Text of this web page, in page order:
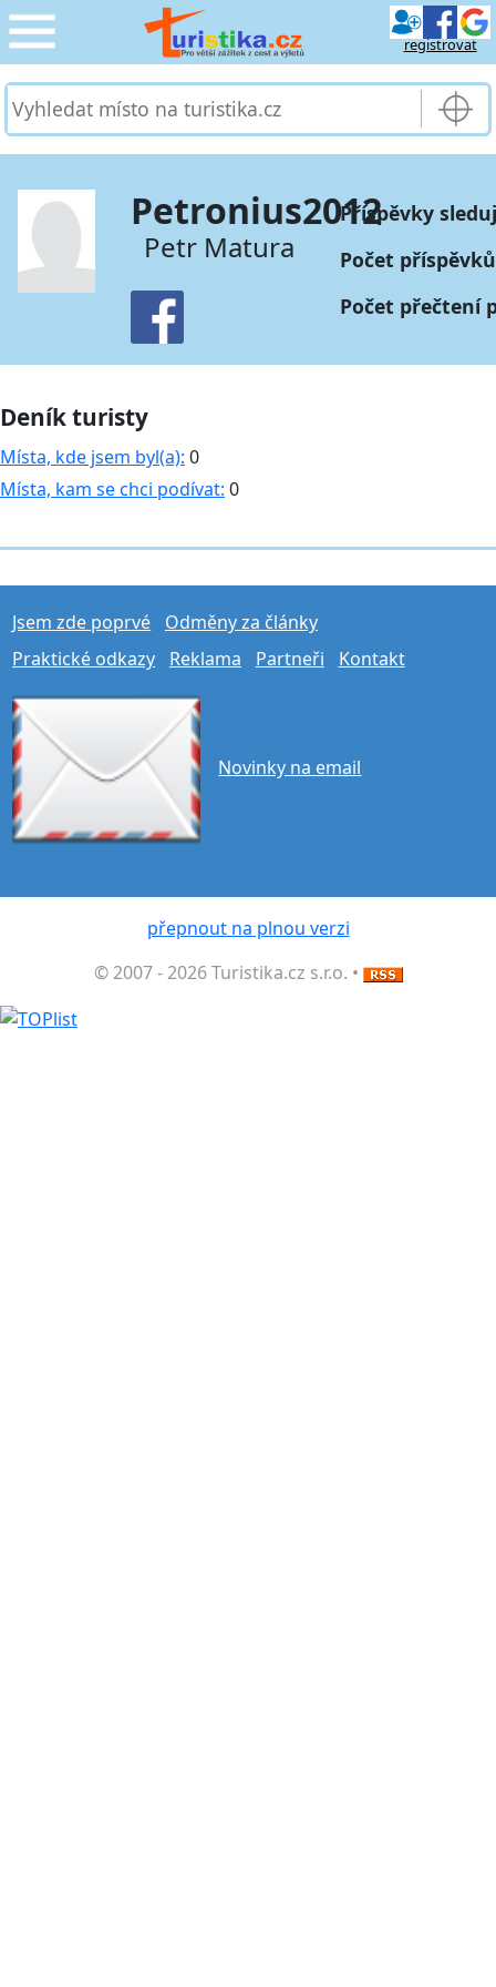
registrovat
CESTOVÁNÍ
SLUŽBY & DOPRAVA ›
PRO TURISTY ›
MOJE TURISTIKA
Petronius2012
Petr Matura
Příspěvky
Počet
Počet přečtení
Deník turisty
Místa, kde jsem byl(a): 0
Místa, kam se chci podívat: 0
Jsem zde poprvé
Odměny za články
Praktické odkazy
Reklama Partneři Kontakt
Novinky na email
přepnout na plnou verzi
© 2007 - 2026 Turistika.cz s.r.o. •